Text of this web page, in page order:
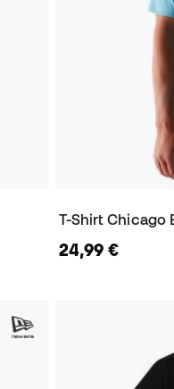
T-Shirt Chicago
24,99 €